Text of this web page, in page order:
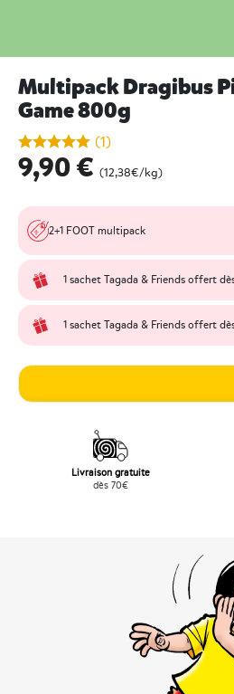
Multipack Dragibus
Game 800g
undefined out of 5 Customer
(1)
9,90 € (12,38€/kg)
2+1 FOOT multipack
1 sachet Tagada & Friends offert
1 sachet Tagada & Friends offert
Livraison gratuite
dès 70€